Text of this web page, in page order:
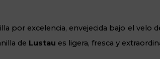
por excelencia, envejecida bajo el velo
de Lustau es ligera, fresca y